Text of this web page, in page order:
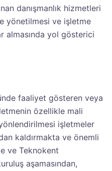
danışmanlık hizmetleri
yönetilmesi ve işletme
almasında yol gösterici
faaliyet gösteren veya
özellikle mali
işletmeler
kaldırmakta ve önemli
ve Teknokent
aşamasından,